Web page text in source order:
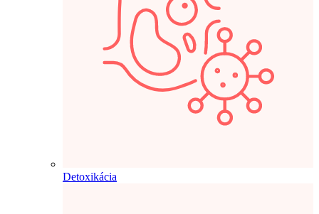
Detoxikácia